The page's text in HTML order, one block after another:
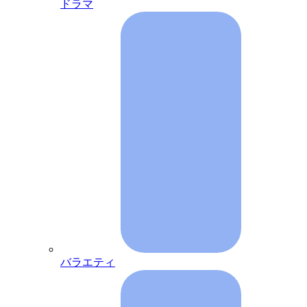
ドラマ
バラエティ